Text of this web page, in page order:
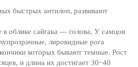
быстрых антилоп, развивают
в облике сайгака — голова. У самцов
лировидные рога
которых бывают темные. Рост
и длина их достигает 30−40
двери...